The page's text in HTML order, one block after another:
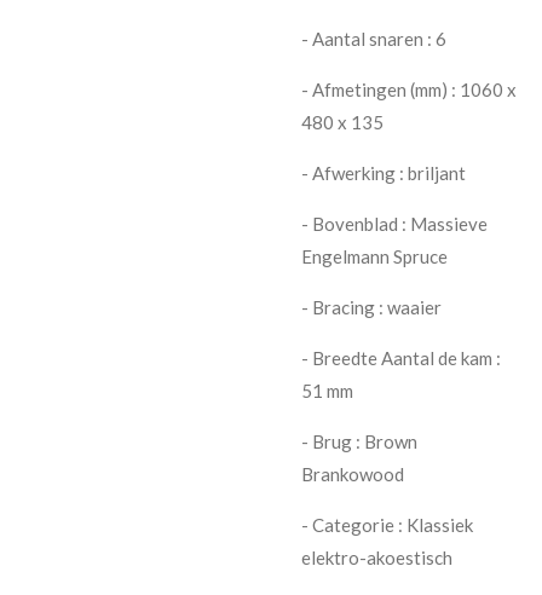
- Aantal snaren : 6
- Afmetingen (mm) : 1060 x
480 x 135
- Afwerking : briljant
- Bovenblad : Massieve
Engelmann Spruce
- Bracing : waaier
- Breedte Aantal de kam :
51 mm
- Brug : Brown
Brankowood
- Categorie : Klassiek
elektro-akoestisch